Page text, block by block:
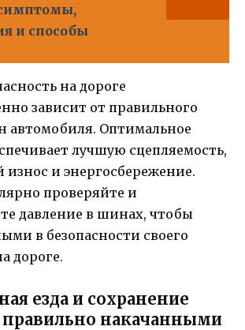
и способы
на дороге
зависит от правильного
автомобиля. Оптимальное
лучшую сцепляемость,
и энергосбережение.
проверяйте и
давление в шинах, чтобы
в безопасности своего
дороге.
езда и сохранение
правильно накачанными